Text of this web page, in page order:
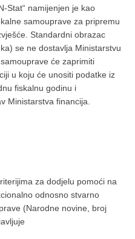
Stat“ namijenjen je kao
samouprave za pripremu
Standardni obrazac
se ne dostavlja Ministarstvu
će zaprimiti
u koju će unositi podatke iz
fiskalnu godinu i
Ministarstva financija.
za dodjelu pomoći na
odnosno stvarno
(Narodne novine, broj